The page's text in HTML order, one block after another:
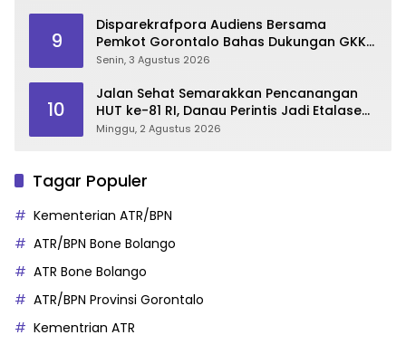
9
Disparekrafpora Audiens Bersama
Pemkot Gorontalo Bahas Dukungan GKK
2026
Senin, 3 Agustus 2026
10
Jalan Sehat Semarakkan Pencanangan
HUT ke-81 RI, Danau Perintis Jadi Etalase
Wisata Gorontalo
Minggu, 2 Agustus 2026
Tagar Populer
Kementerian ATR/BPN
ATR/BPN Bone Bolango
ATR Bone Bolango
ATR/BPN Provinsi Gorontalo
Kementrian ATR